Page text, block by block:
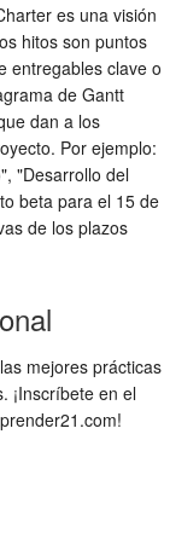
es una visión
hitos son puntos
entregables clave o
de Gantt
dan a los
Por ejemplo:
"Desarrollo del
beta para el 15 de
de los plazos
mejores prácticas
¡Inscríbete en el